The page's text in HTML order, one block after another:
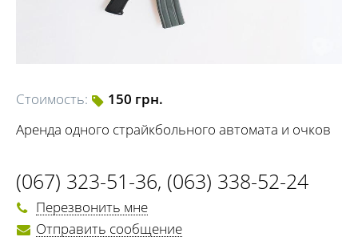
Стоимость:
150 грн.
Аренда одного страйкбольного автомата и очков
(067) 323-51-36, (063) 338-52-24
Перезвонить мне
Отправить сообщение